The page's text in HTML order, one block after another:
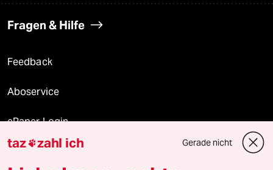
Fragen & Hilfe
Feedback
Aboservice
ePaper Login
Downloads für Abonnierende
taz zahl ich Gerade nicht